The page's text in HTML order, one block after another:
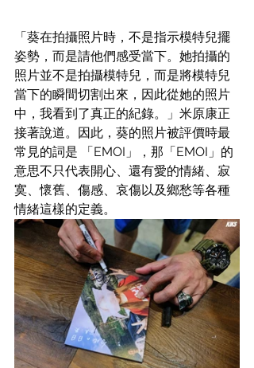
「葵在拍攝照片時，不是指示模特兒擺
姿勢，而是請他們感受當下。她拍攝的
照片並不是拍攝模特兒，而是將模特兒
當下的瞬間切割出來，因此從她的照片
中，我看到了真正的紀錄。」米原康正
接著說道。因此，葵的照片被評價時最
常見的詞是 「EMOI」，那「EMOI」的
意思不只代表開心、還有愛的情緒、寂
寞、懷舊、傷感、哀傷以及鄉愁等各種
情緒這樣的定義。